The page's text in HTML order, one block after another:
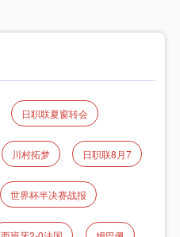
日职联夏窗转会
川村拓梦 日职联8月7
世界杯半决赛战报